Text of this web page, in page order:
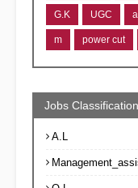
G.K UGC
m power cut
Jobs Classification
A.L